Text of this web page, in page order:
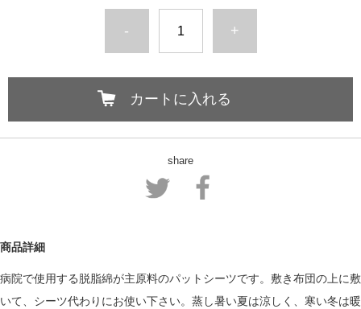
- +
カートに入れる
share
商品詳細
病院で使用する脱脂綿が主原料のパットシーツです。敷き布団の上に敷
いて、シーツ代わりにお使い下さい。蒸し暑い夏は涼しく、寒い冬は暖